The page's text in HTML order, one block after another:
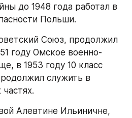
до 1948 года работал в
Польши.
Союз, продолжил
году Омское военно-
в 1953 году 10 класс
служить в
Алевтине Ильиничне,